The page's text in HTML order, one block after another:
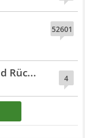
52601
4
Rüc...